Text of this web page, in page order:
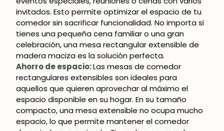
invitados. Esto permite optimizar el espacio de tu
comedor sin sacrificar funcionalidad. No importa si
tienes una pequeña cena familiar o una gran
celebración, una mesa rectangular extensible de
madera maciza es la solución perfecta.
Ahorro de espacio:Las mesas de comedor
rectangulares extensibles son ideales para
aquellos que quieren aprovechar al máximo el
espacio disponible en su hogar. En su tamaño
compacto, una mesa extensible no ocupa mucho
espacio, lo que permite mantener el comedor
¡SE PARTE DE NUESTRA
COMUNIDAD!
Suscríbete y consigue un 5% de descuento
en tu primera compra.
SUSCRIBIRME